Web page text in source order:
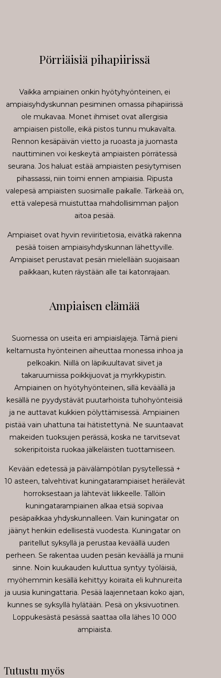
Pörriäisiä pihapiirissä
Vaikka ampiainen onkin hyötyhyönteinen, ei
ampiaisyhdyskunnan pesiminen omassa pihapiirissä
ole mukavaa. Monet ihmiset ovat allergisia
ampiaisen pistolle, eikä pistos tunnu mukavalta.
Rennon kesäpäivän vietto ja ruoasta ja juomasta
nauttiminen voi keskeytä ampiaisten pörrätessä
seurana. Jos haluat estää ampiaisten pesiytymisen
pihassassi, niin toimi ennen ampiaisia. Ripusta
valepesä ampiaisten suosimalle paikalle. Tärkeää on,
että valepesä muistuttaa mahdollisimman paljon
aitoa pesää.
Ampiaiset ovat hyvin reviiritietosia, eivätkä rakenna
pesää toisen ampiaisyhdyskunnan lähettyville.
Ampiaiset perustavat pesän mielellään suojaisaan
paikkaan, kuten räystään alle tai katonrajaan.
Ampiaisen elämää
Suomessa on useita eri ampiaislajeja. Tämä pieni
keltamusta hyönteinen aiheuttaa monessa inhoa ja
pelkoakin. Niillä on läpikuultavat siivet ja
takaruumiissa poikkijuovat ja myrkkypistin.
Ampiainen on hyötyhyönteinen, sillä keväällä ja
kesällä ne pyydystävät puutarhoista tuhohyönteisiä
ja ne auttavat kukkien pölyttämisessä. Ampiainen
pistää vain uhattuna tai hätistettynä. Ne suuntaavat
makeiden tuoksujen perässä, koska ne tarvitsevat
sokeripitoista ruokaa jälkeläisten tuottamiseen.
Kevään edetessä ja päivälämpötilan pysytellessä +
10 asteen, talvehtivat kuningatarampiaiset heräilevät
horroksestaan ja lähtevät liikkeelle. Tällöin
kuningatarampiainen alkaa etsiä sopivaa
pesäpaikkaa yhdyskunnalleen. Vain kuningatar on
jäänyt henkiin edellisestä vuodesta. Kuningatar on
paritellut syksyllä ja perustaa keväällä uuden
perheen. Se rakentaa uuden pesän keväällä ja munii
sinne. Noin kuukauden kuluttua syntyy työläisiä,
myöhemmin kesällä kehittyy koiraita eli kuhnureita
ja uusia kuningattaria. Pesää laajennetaan koko ajan,
kunnes se syksyllä hylätään. Pesä on yksivuotinen.
Loppukesästä pesässä saattaa olla lähes 10 000
ampiaista.
Tutustu myös